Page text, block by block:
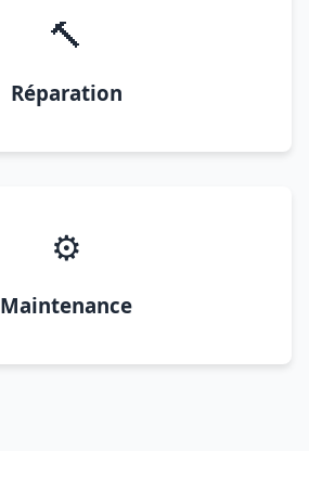
🔨
Réparation
⚙️
Maintenance